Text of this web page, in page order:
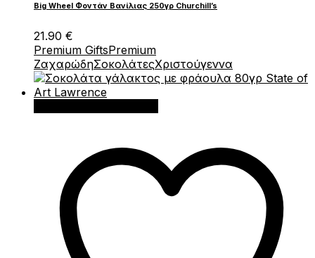
Big Wheel Φοντάν Βανίλιας 250γρ Churchill’s
21.90 €
Premium GiftsPremium
ΖαχαρώδηΣοκολάτεςΧριστούγεννα